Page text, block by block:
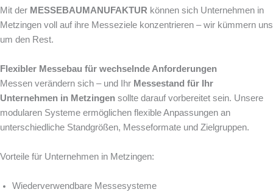
Mit der MESSEBAUMANUFAKTUR können sich Unternehmen in
Metzingen voll auf ihre Messeziele konzentrieren – wir kümmern uns
um den Rest.
Flexibler Messebau für wechselnde Anforderungen
Messen verändern sich – und Ihr Messestand für Ihr
Unternehmen in Metzingen sollte darauf vorbereitet sein. Unsere
modularen Systeme ermöglichen flexible Anpassungen an
unterschiedliche Standgrößen, Messeformate und Zielgruppen.
Vorteile für Unternehmen in Metzingen:
Wiederverwendbare Messesysteme